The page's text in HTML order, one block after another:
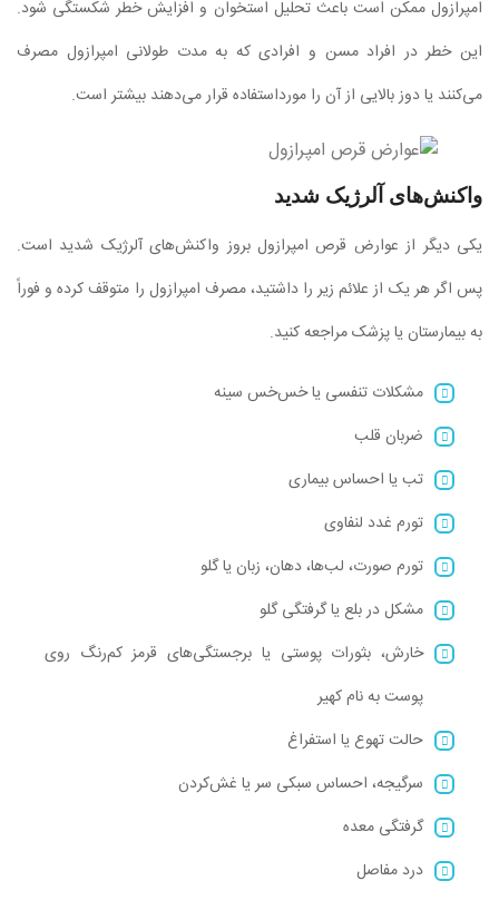
امپرازول ممکن است باعث تحلیل استخوان و افزایش خطر شکستگی شود.
این خطر در افراد مسن و افرادی که به مدت طولانی امپرازول مصرف
می‌کنند یا دوز بالایی از آن را مورداستفاده قرار می‌دهند بیشتر است.
واکنش‌های آلرژیک شدید
یکی دیگر از عوارض قرص امپرازول بروز واکنش‌های آلرژیک شدید است.
پس اگر هر یک از علائم زیر را داشتید، مصرف امپرازول را متوقف کرده و فوراً
به بیمارستان یا پزشک مراجعه کنید.
مشکلات تنفسی یا خس‌خس سینه
ضربان قلب
تب یا احساس بیماری
تورم غدد لنفاوی
تورم صورت، لب‌ها، دهان، زبان یا گلو
مشکل در بلع یا گرفتگی گلو
خارش، بثورات پوستی یا برجستگی‌های قرمز کم‌رنگ روی
پوست به نام کهیر
حالت تهوع یا استفراغ
سرگیجه، احساس سبکی سر یا غش‌کردن
گرفتگی معده
درد مفاصل